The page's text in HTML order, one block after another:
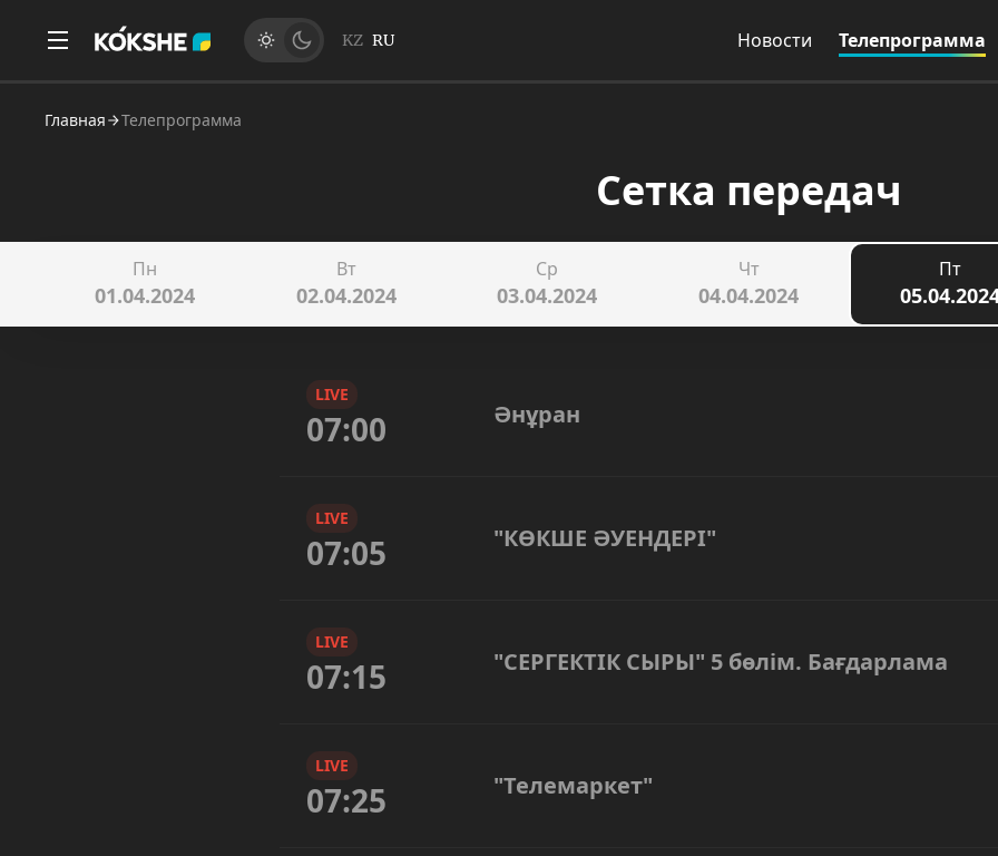
KZ RU Новости Телепрограмма
Главная Телепрограмма
Сетка передач
Пн
01.04.2024
Вт
02.04.2024
Ср
03.04.2024
Чт
04.04.2024
Пт
LIVE
07:00 Әнұран
LIVE
07:05 "КӨКШЕ ӘУЕНДЕРІ"
LIVE
07:15 "СЕРГЕКТІК СЫРЫ" 5 бөлім. Бағдарлама
LIVE
07:25 "Телемаркет"